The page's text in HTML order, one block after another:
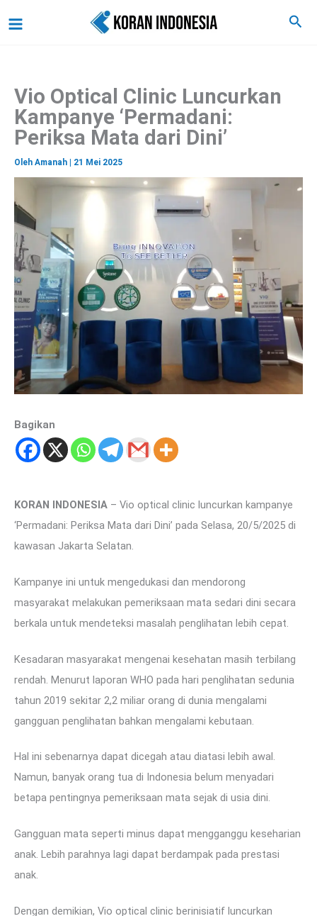
ke
Cari
Vio Optical Clinic Luncurkan
Kampanye ‘Permadani:
Periksa Mata dari Dini’
Oleh Amanah 21 Mei 2025
Bagikan
KORAN INDONESIA – Vio optical clinic luncurkan kampanye
‘Permadani: Periksa Mata dari Dini’ pada Selasa, 20/5/2025 di
kawasan Jakarta Selatan.
Kampanye ini untuk mengedukasi dan mendorong
masyarakat melakukan pemeriksaan mata sedari dini secara
berkala untuk mendeteksi masalah penglihatan lebih cepat.
Kesadaran masyarakat mengenai kesehatan masih terbilang
rendah. Menurut laporan WHO pada hari penglihatan sedunia
tahun 2019 sekitar 2,2 miliar orang di dunia mengalami
gangguan penglihatan bahkan mengalami kebutaan.
Hal ini sebenarnya dapat dicegah atau diatasi lebih awal.
Namun, banyak orang tua di Indonesia belum menyadari
betapa pentingnya pemeriksaan mata sejak di usia dini.
Gangguan mata seperti minus dapat mengganggu keseharian
anak. Lebih parahnya lagi dapat berdampak pada prestasi
anak.
Dengan demikian, Vio optical clinic berinisiatif luncurkan
a